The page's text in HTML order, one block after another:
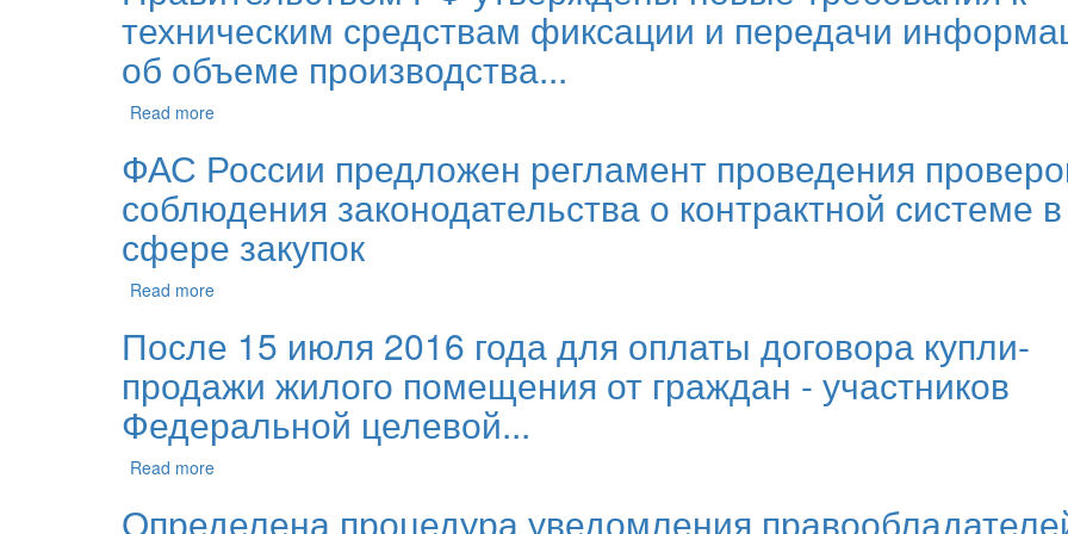
техническим средствам фиксации и передачи
об объеме производства...
Read more
ФАС России предложен регламент проведения
соблюдения законодательства о контрактной системе в
сфере закупок
Read more
После 15 июля 2016 года для оплаты договора купли-
продажи жилого помещения от граждан - участников
Федеральной целевой...
Read more
Определена процедура уведомления